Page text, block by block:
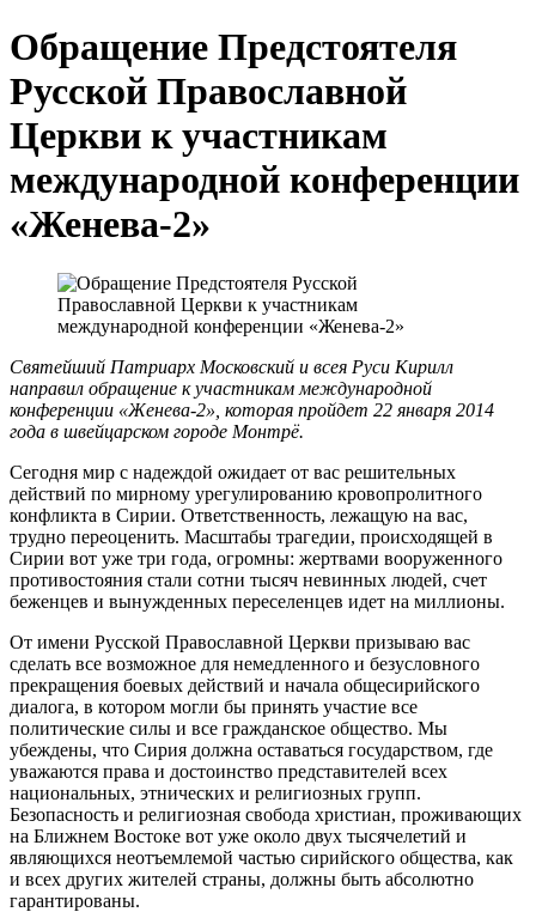
Обращение Предстоятеля
Русской Православной
Церкви к участникам
международной конференции
«Женева-2»
Святейший Патриарх Московский и всея Руси Кирилл
направил обращение к участникам международной
конференции «Женева-2», которая пройдет 22 января 2014
года в швейцарском городе Монтрё.
Сегодня мир с надеждой ожидает от вас решительных
действий по мирному урегулированию кровопролитного
конфликта в Сирии. Ответственность, лежащую на вас,
трудно переоценить. Масштабы трагедии, происходящей в
Сирии вот уже три года, огромны: жертвами вооруженного
противостояния стали сотни тысяч невинных людей, счет
беженцев и вынужденных переселенцев идет на миллионы.
От имени Русской Православной Церкви призываю вас
сделать все возможное для немедленного и безусловного
прекращения боевых действий и начала общесирийского
диалога, в котором могли бы принять участие все
политические силы и все гражданское общество. Мы
убеждены, что Сирия должна оставаться государством, где
уважаются права и достоинство представителей всех
национальных, этнических и религиозных групп.
Безопасность и религиозная свобода христиан, проживающих
на Ближнем Востоке вот уже около двух тысячелетий и
являющихся неотъемлемой частью сирийского общества, как
и всех других жителей страны, должны быть абсолютно
гарантированы.